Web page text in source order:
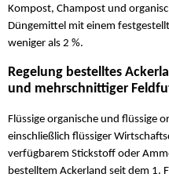
Kompost, Champost und
Düngemittel mit einem
weniger als 2 %.
Regelung bestelltes
und mehrschnittiger
Flüssige organische und flüssige
einschließlich flüssiger
verfügbarem Stickstoff oder
bestelltem Ackerland seit dem 1.